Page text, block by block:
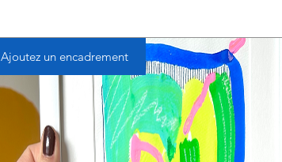
Ajoutez un encadrement